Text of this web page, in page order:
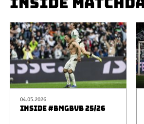
INSIDE
04.05.2026
INSIDE #BMGBVB 25/26